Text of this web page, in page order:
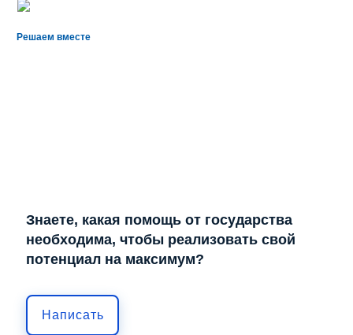
Решаем вместе
Знаете, какая помощь от государства
необходима, чтобы реализовать свой
потенциал на максимум?
Написать